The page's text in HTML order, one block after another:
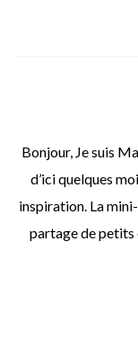
Bonjour, Je suis
d’ici quelques
inspiration. La
partage de petits